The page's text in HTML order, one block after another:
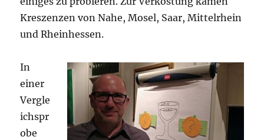
Kreszenzen von Nahe, Mosel, Saar, Mittelrhein
und Rheinhessen.
In
einer
Vergle
ichspr
obe